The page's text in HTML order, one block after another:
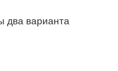
два варианта